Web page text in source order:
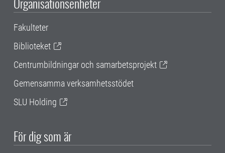
Fakulteter
Biblioteket
Centrumbildningar och samarbetsprojekt
Gemensamma verksamhetsstödet
SLU Holding
För dig som är